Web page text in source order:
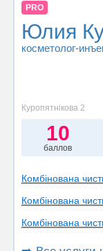
PRO
Юлия
косметолог-
Куропятнікова 2
10
баллов
Комбінована
Комбінована
Комбінована